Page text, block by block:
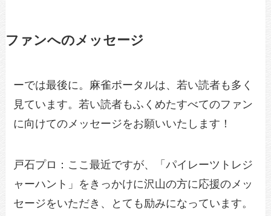
ファンへのメッセージ
ーでは最後に。麻雀ポータルは、若い読者も多く
見ています。若い読者もふくめたすべてのファン
に向けてのメッセージをお願いいたします！
戸石プロ：ここ最近ですが、「パイレーツトレジ
ャーハント」をきっかけに沢山の方に応援のメッ
セージをいただき、とても励みになっています。